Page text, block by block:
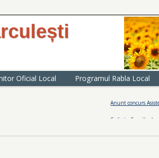
Oficial Local Programul Rabla Local
Anunt concurs Asistent
Sedinta Consiliu local